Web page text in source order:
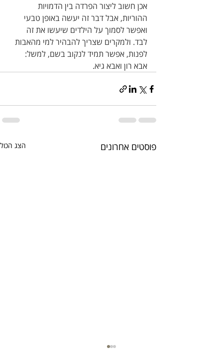
אכן חשוב ליצור הפרדה בין הדמויות
ההוריות, אבל דבר זה יעשה באופן טבעי
ואפשר לסמוך על הילדים שיעשו את זה
לבד. ולמקרים שצריך להבהיר למי מהאבות
לפנות, אפשר תמיד לנקוב בשם, למשל:
אבא רון ואבא גיא.
פוסטים אחרונים הצג הכול